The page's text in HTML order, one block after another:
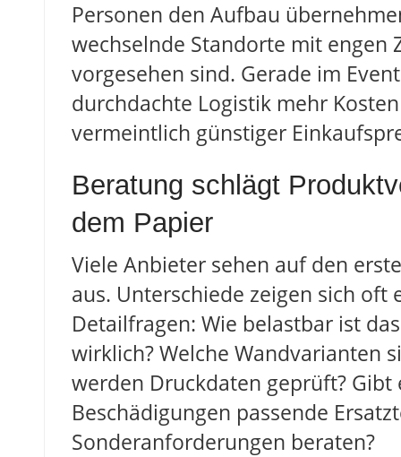
Personen den Aufbau
wechselnde Standorte mit engen
vorgesehen sind. Gerade im
durchdachte Logistik mehr
vermeintlich günstiger
Beratung schlägt
dem Papier
Viele Anbieter sehen auf den
aus. Unterschiede zeigen sich oft
Detailfragen: Wie belastbar ist
wirklich? Welche Wandvarianten
werden Druckdaten geprüft? Gibt
Beschädigungen passende
Sonderanforderungen beraten?